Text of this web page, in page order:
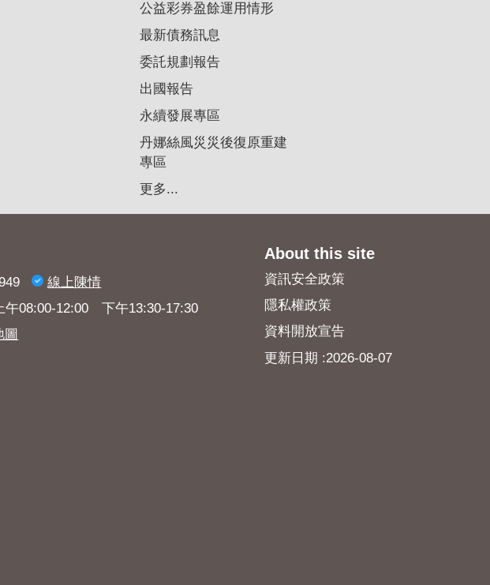
公益彩券盈餘運用情形
最新債務訊息
委託規劃報告
出國報告
永續發展專區
丹娜絲風災災後復原重建
專區
更多...
線上陳情
08:00-12:00 下午13:30-17:30
圖
About this site
資訊安全政策
隱私權政策
資料開放宣告
更新日期 2026-08-07